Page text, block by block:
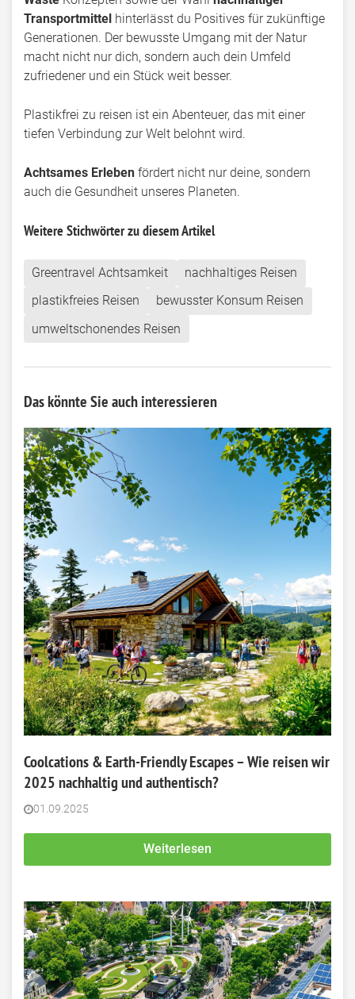
Transportmittel hinterlässt du Positives für zukünftige
Generationen. Der bewusste Umgang mit der Natur
macht nicht nur dich, sondern auch dein Umfeld
zufriedener und ein Stück weit besser.
Plastikfrei zu reisen ist ein Abenteuer, das mit einer
tiefen Verbindung zur Welt belohnt wird.
Achtsames Erleben fördert nicht nur deine, sondern
auch die Gesundheit unseres Planeten.
Weitere Stichwörter zu diesem Artikel
Greentravel Achtsamkeit
nachhaltiges Reisen
plastikfreies Reisen
bewusster Konsum Reisen
umweltschonendes Reisen
Das könnte Sie auch interessieren
Coolcations & Earth-Friendly Escapes – Wie reisen wir
2025 nachhaltig und authentisch?
01.09.2025
Weiterlesen